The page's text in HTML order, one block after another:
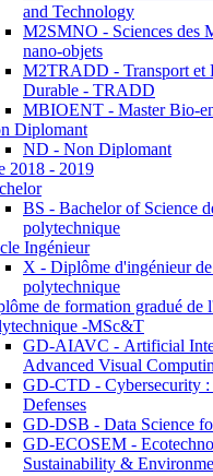
and Technology
M2SMNO - Sciences des
nano-objets
M2TRADD - Transport et
Durable - TRADD
MBIOENT - Master Bio-
Diplomant
ND - Non Diplomant
2018 - 2019
BS - Bachelor of Science
polytechnique
Ingénieur
X - Diplôme d'ingénieur
polytechnique
de formation gradué de
-MSc&T
GD-AIAVC - Artificial
Advanced Visual
GD-CTD - Cybersecurity :
Defenses
GD-DSB - Data Science
GD-ECOSEM -
Sustainability &